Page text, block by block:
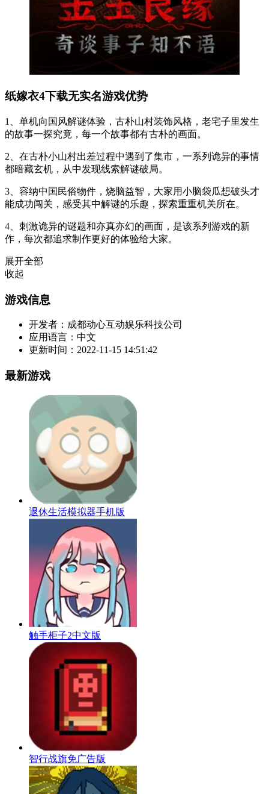
纸嫁衣4下载无实名游戏优势
1、单机向国风解谜体验，古朴山村装饰风格，老宅子里发生
的故事一探究竟，每一个故事都有古朴的画面。
2、在古朴小山村出差过程中遇到了集市，一系列诡异的事情
都暗藏玄机，从中发现线索解谜破局。
3、容纳中国民俗物件，烧脑益智，大家用小脑袋瓜想破头才
能成功闯关，感受其中解谜的乐趣，探索重重机关所在。
4、刺激诡异的谜题和亦真亦幻的画面，是该系列游戏的新
作，每次都追求制作更好的体验给大家。
展开全部
收起
游戏信息
开发者： 成都动心互动娱乐科技公司
应用语言： 中文
更新时间： 2022-11-15 14:51:42
最新游戏
退休生活模拟器手机版
触手柜子2中文版
智行战旗免广告版